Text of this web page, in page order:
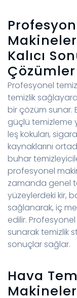
Kalıcı
Çözümler
Profesyonel
temizlik
bir çözüm sunar.
güçlü temizleme
leş kokuları,
kaynaklarını
buhar
profesyonel
zamanda genel
yüzeylerdeki kir,
sağlanarak, iç
edilir.
sunarak temizlik
sonuçlar sağlar.
Hava